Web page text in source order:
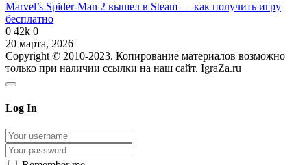
Marvel’s Spider-Man 2 вышел в Steam — как получить игру
бесплатно
0 42k 0
20 марта, 2026
Copyright © 2010-2023. Копирование материалов возможно
только при наличии ссылки на наш сайт. IgraZa.ru
Log In